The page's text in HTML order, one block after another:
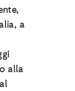
a
alla